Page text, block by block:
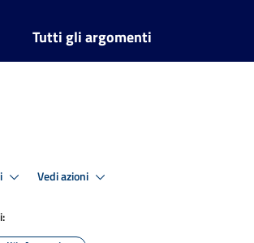
Tutti gli argomenti
Vedi azioni